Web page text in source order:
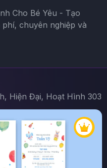
Cho Bé Yêu - Tạo
chuyên nghiệp và
Hiện Đại, Hoạt Hình 303